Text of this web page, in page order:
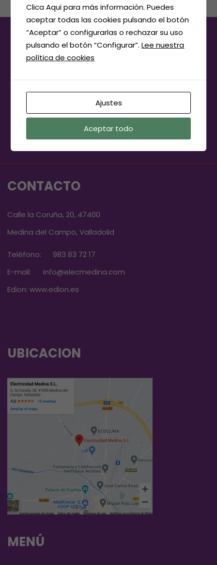
CONTACTO
Calle la Coruña, 20, 47400
Medina del Campo, Valladolid
Teléfono:
983 83 72 17
E-mail:
info@elecmedina.com
Edion: www.edion.es
UBICACION
MENÚ
Clica Aqui para más información. Puedes
aceptar todas las cookies pulsando el botón
“Aceptar” o configurarlas o rechazar su uso
pulsando el botón “Configurar”.Lee nuestra
política de cookies
Ajustes
Aceptar todo